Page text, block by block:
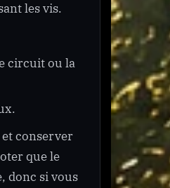
les vis.
circuit ou la
et conserver
que le
donc si vous